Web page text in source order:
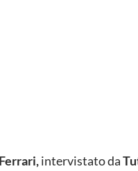
Ferrari,intervistato da